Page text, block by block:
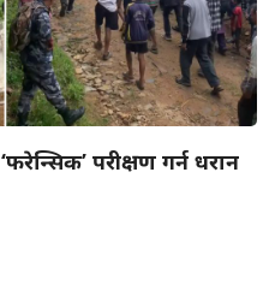
परीक्षण गर्न धरान